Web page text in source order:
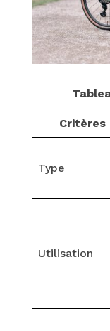
Critères
Type
Utilisation